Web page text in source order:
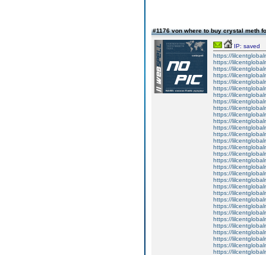
#1176 von where to buy crystal meth
IP: saved
https://
https://
https://
https://
https://
https://
https://
https://
https://
https://
https://
https://
https://
https://
https://
https://
https://
https://
https://
https://
https://
https://
https://
https://
https://
https://
https://
https://
https://
https://
https://